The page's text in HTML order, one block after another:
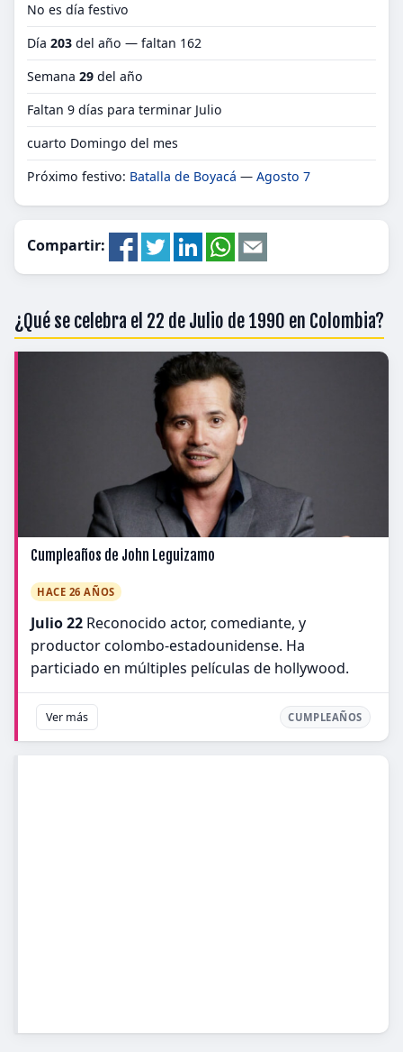
No es día festivo
Día 203 del año — faltan 162
Semana 29 del año
Faltan 9 días para terminar Julio
cuarto Domingo del mes
Próximo festivo: Batalla de Boyacá — Agosto 7
Compartir:
¿Qué se celebra el 22 de Julio de 1990 en Colombia?
Cumpleaños de John Leguizamo
HACE 26 AÑOS
Julio 22 Reconocido actor, comediante, y
productor colombo-estadounidense. Ha
particiado en múltiples películas de hollywood.
Ver más CUMPLEAÑOS